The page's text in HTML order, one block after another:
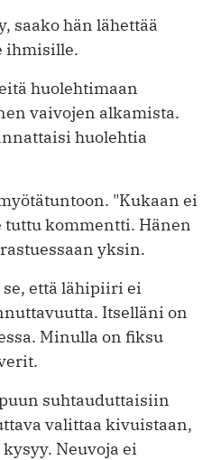
saako hän lähettää
ihmisille.
huolehtimaan
vaivojen alkamista.
huolehtia
"Kukaan ei
tuttu kommentti. Hänen
yksin.
että lähipiiri ei
Itselläni on
Minulla on fiksu
suhtauduttaisiin
valittaa kivuistaan,
Neuvoja ei